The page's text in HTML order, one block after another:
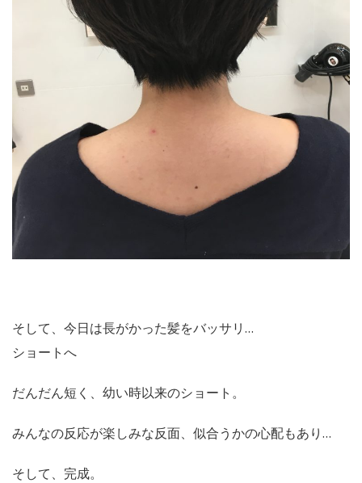
そして、今日は長がかった髪をバッサリ…
ショートへ
だんだん短く、幼い時以来のショート。
みんなの反応が楽しみな反面、似合うかの心配もあり…
そして、完成。